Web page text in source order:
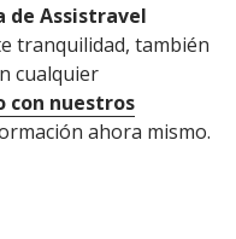
de Assistravel
tranquilidad, también
cualquier
con nuestros
ahora mismo.